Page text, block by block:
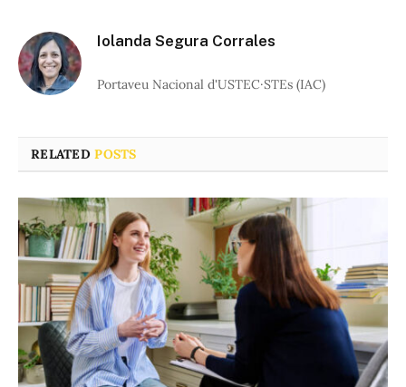
Iolanda Segura Corrales
Portaveu Nacional d'USTEC·STEs (IAC)
RELATEDPOSTS